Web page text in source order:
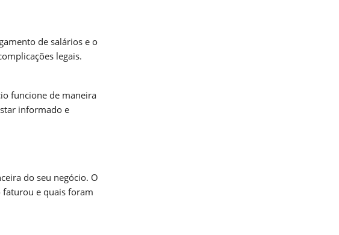
de salários e o
legais.
funcione de maneira
informado e
do seu negócio. O
faturou e quais foram